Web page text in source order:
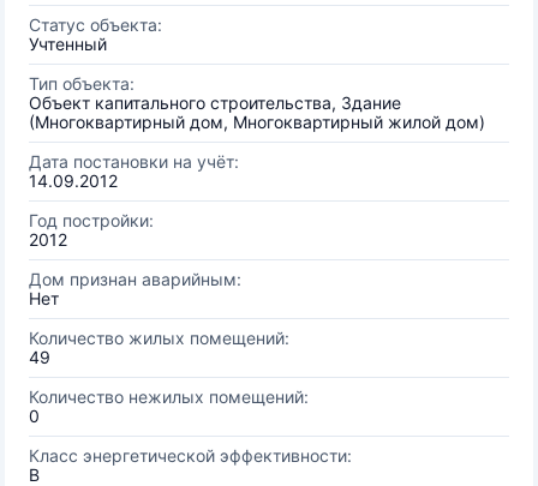
Статус объекта:
Учтенный
Тип объекта:
Объект капитального строительства, Здание
(Многоквартирный дом, Многоквартирный жилой дом)
Дата постановки на учёт:
14.09.2012
Год постройки:
2012
Дом признан аварийным:
Нет
Количество жилых помещений:
49
Количество нежилых помещений:
0
Класс энергетической эффективности:
B